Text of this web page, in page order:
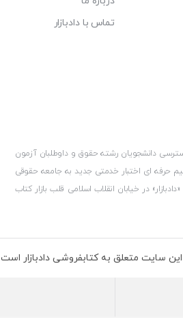
تماس با دادبازار
دانشجویان رشته حقوق و داوطلبان آزمون
حرفه ای اختبار خدمتی جدید به جامعه حقوقی
در خیابان انقلاب اسلامی قلب بازار کتاب
و تجارت، نشان ملی ثبت رسانه های دیجیتال از
جامعه حقوقی کشور راه اندازی کردیم تا
سایت متعلق به کتابفروشی دادبازار است